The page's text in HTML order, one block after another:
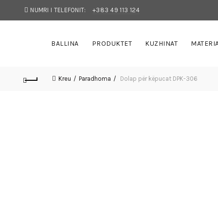
NUMRI I TELEFONIT: +383 49 113 124
BALLINA PRODUKTET KUZHINAT
Kreu Paradhoma Dolap për këpucat DPK-306